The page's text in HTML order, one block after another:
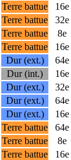
Terre battue 16e
Terre battue 32e
Terre battue 8e
Terre battue 16e
Dur (ext.) 64e
Dur (int.) 16e
Dur (ext.) 32e
Dur (ext.) 64e
Dur (ext.) 16e
Terre battue 64e
Terre battue 8e
Terre battue 16e